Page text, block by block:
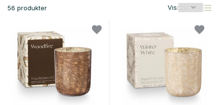
56 produkter Vis: